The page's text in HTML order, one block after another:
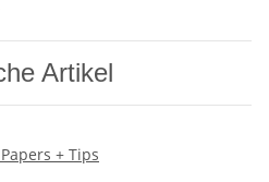
Artikel